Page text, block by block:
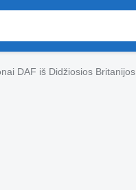
DAF iš Didžiosios Britanijos